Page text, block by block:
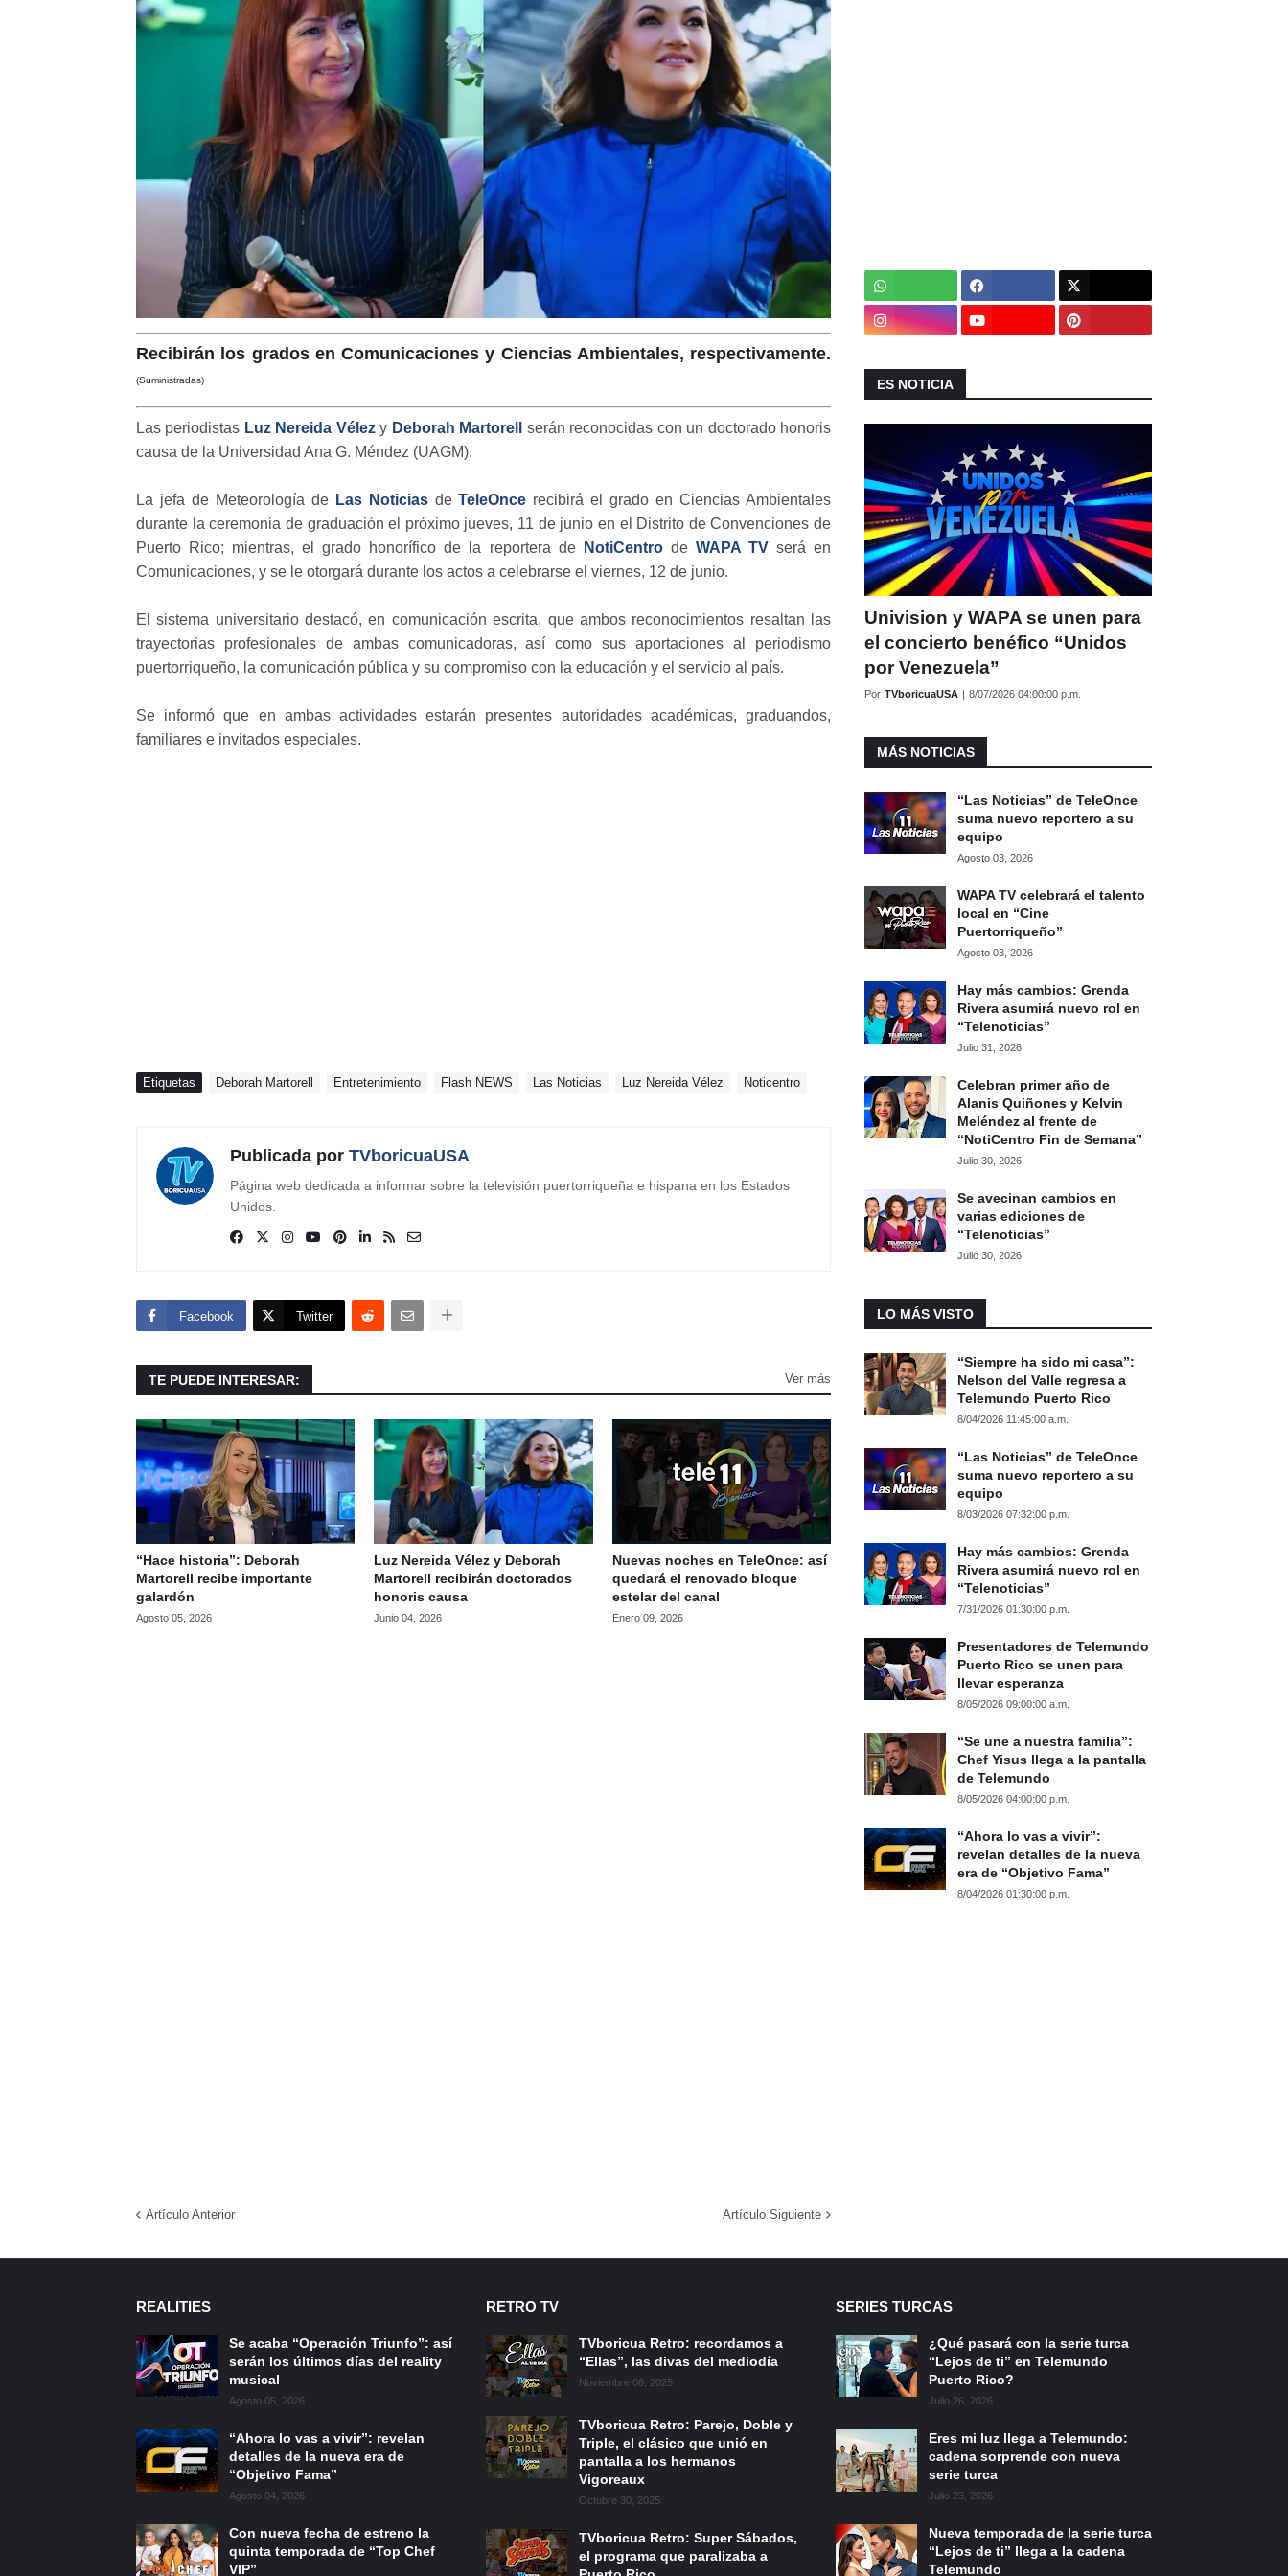
Recibirán los grados en Comunicaciones y Ciencias Ambientales, respectivamente.
(Suministradas)
Las periodistas Luz Nereida Vélezy Deborah Martorell
serán reconocidas con un doctorado honoris
causa de la Universidad Ana G. Méndez (UAGM).
La jefa de Meteorología de Las NoticiasdeTeleOnce recibirá el grado en Ciencias Ambientales
durante la ceremonia de graduación el próximo jueves, 11 de junio en el Distrito de Convenciones de
Puerto Rico; mientras, el grado honorífico de la reportera de
NotiCentrode WAPA TVserá en
Comunicaciones, y se le otorgará durante los actos a celebrarse el viernes, 12 de junio.
El sistema universitario destacó, en comunicación escrita, que ambos reconocimientos resaltan las
trayectorias profesionales de ambas comunicadoras, así como sus aportaciones al periodismo
puertorriqueño, la comunicación pública y su compromiso con la educación y el servicio al país.
Se informó que en ambas actividades estarán presentes autoridades académicas, graduandos,
familiares e invitados especiales.
Etiquetas Deborah Martorell Entretenimiento Flash NEWS Las Noticias Luz Nereida Vélez Noticentro
Publicada por TVboricuaUSA
Página web dedicada a informar sobre la televisión puertorriqueña e hispana en los Estados
Unidos.
Facebook Twitter
TE PUEDE INTERESAR: Ver más
“Hace historia”: Deborah
Martorell recibe importante
galardón
Agosto 05, 2026
Luz Nereida Vélez y Deborah
Martorell recibirán doctorados
honoris causa
Junio 04, 2026
Nuevas noches en TeleOnce: así
quedará el renovado bloque
estelar del canal
Enero 09, 2026
Artículo Anterior Artículo Siguiente
ES NOTICIA
Univision y WAPA se unen para
el concierto benéfico “Unidos
por Venezuela”
Por TVboricuaUSA | 8/07/2026 04:00:00 p.m.
MÁS NOTICIAS
“Las Noticias” de TeleOnce
suma nuevo reportero a su
equipo
Agosto 03, 2026
WAPA TV celebrará el talento
local en “Cine
Puertorriqueño”
Agosto 03, 2026
Hay más cambios: Grenda
Rivera asumirá nuevo rol en
“Telenoticias”
Julio 31, 2026
Celebran primer año de
Alanis Quiñones y Kelvin
Meléndez al frente de
“NotiCentro Fin de Semana”
Julio 30, 2026
Se avecinan cambios en
varias ediciones de
“Telenoticias”
Julio 30, 2026
LO MÁS VISTO
“Siempre ha sido mi casa”:
Nelson del Valle regresa a
Telemundo Puerto Rico
8/04/2026 11:45:00 a.m.
“Las Noticias” de TeleOnce
suma nuevo reportero a su
equipo
8/03/2026 07:32:00 p.m.
Hay más cambios: Grenda
Rivera asumirá nuevo rol en
“Telenoticias”
7/31/2026 01:30:00 p.m.
Presentadores de Telemundo
Puerto Rico se unen para
llevar esperanza
8/05/2026 09:00:00 a.m.
“Se une a nuestra familia”:
Chef Yisus llega a la pantalla
de Telemundo
8/05/2026 04:00:00 p.m.
“Ahora lo vas a vivir”:
revelan detalles de la nueva
era de “Objetivo Fama”
8/04/2026 01:30:00 p.m.
REALITIES
Se acaba “Operación Triunfo”: así
serán los últimos días del reality
musical
Agosto 05, 2026
“Ahora lo vas a vivir”: revelan
detalles de la nueva era de
“Objetivo Fama”
Agosto 04, 2026
Con nueva fecha de estreno la
quinta temporada de “Top Chef
VIP”
RETRO TV
TVboricua Retro: recordamos a
“Ellas”, las divas del mediodía
Noviembre 06, 2025
TVboricua Retro: Parejo, Doble y
Triple, el clásico que unió en
pantalla a los hermanos
Vigoreaux
Octubre 30, 2025
TVboricua Retro: Super Sábados,
el programa que paralizaba a
SERIES TURCAS
¿Qué pasará con la serie turca
“Lejos de ti” en Telemundo
Puerto Rico?
Julio 26, 2026
Eres mi luz llega a Telemundo:
cadena sorprende con nueva
serie turca
Julio 23, 2026
Nueva temporada de la serie turca
“Lejos de ti” llega a la cadena
Telemundo